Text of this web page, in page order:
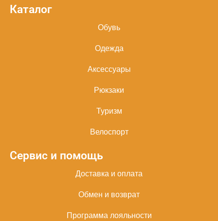
Каталог
Обувь
Одежда
Аксессуары
Рюкзаки
Туризм
Велоспорт
Сервис и помощь
Доставка и оплата
Обмен и возврат
Программа лояльности